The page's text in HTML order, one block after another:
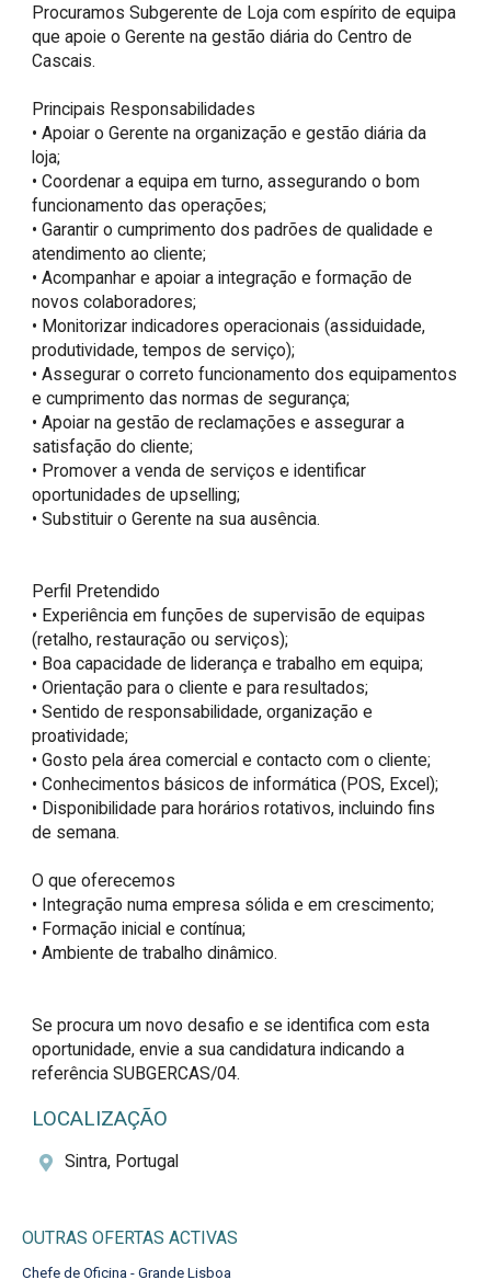
Procuramos Subgerente de Loja com espírito de equipa
que apoie o Gerente na gestão diária do Centro de
Cascais.
Principais Responsabilidades
• Apoiar o Gerente na organização e gestão diária da
loja;
• Coordenar a equipa em turno, assegurando o bom
funcionamento das operações;
• Garantir o cumprimento dos padrões de qualidade e
atendimento ao cliente;
• Acompanhar e apoiar a integração e formação de
novos colaboradores;
• Monitorizar indicadores operacionais (assiduidade,
produtividade, tempos de serviço);
• Assegurar o correto funcionamento dos equipamentos
e cumprimento das normas de segurança;
• Apoiar na gestão de reclamações e assegurar a
satisfação do cliente;
• Promover a venda de serviços e identificar
oportunidades de upselling;
• Substituir o Gerente na sua ausência.
Perfil Pretendido
• Experiência em funções de supervisão de equipas
(retalho, restauração ou serviços);
• Boa capacidade de liderança e trabalho em equipa;
• Orientação para o cliente e para resultados;
• Sentido de responsabilidade, organização e
proatividade;
• Gosto pela área comercial e contacto com o cliente;
• Conhecimentos básicos de informática (POS, Excel);
• Disponibilidade para horários rotativos, incluindo fins
de semana.
O que oferecemos
• Integração numa empresa sólida e em crescimento;
• Formação inicial e contínua;
• Ambiente de trabalho dinâmico.
Se procura um novo desafio e se identifica com esta
oportunidade, envie a sua candidatura indicando a
referência SUBGERCAS/04.
LOCALIZAÇÃO
Sintra, Portugal
OUTRAS OFERTAS ACTIVAS
Chefe de Oficina - Grande Lisboa